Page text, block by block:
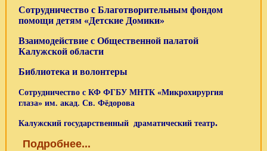
Сотрудничество с Благотворительным фондом
помощи детям «Детские Домики»
Взаимодействие с Общественной палатой
Калужской области
Библиотека и волонтеры
Сотрудничество с КФ ФГБУ МНТК «Микрохирургия
глаза» им. акад. Св. Фёдорова
Калужский государственный драматический театр.
Подробнее...